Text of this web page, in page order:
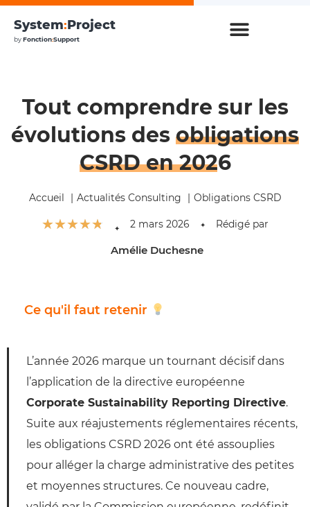
System:Project
byFonction:Support
Tout comprendre sur les
évolutions des obligations
CSRD en 2026
Accueil Actualités Consulting Obligations CSRD
☆☆☆☆☆ ✦ 2 mars 2026 ✦ Rédigé par
Amélie Duchesne
Ce qu'il faut retenir
L’année 2026 marque un tournant décisif dans
l’application de la directive européenne
Corporate Sustainability Reporting Directive.
Suite aux réajustements réglementaires récents,
les obligations CSRD 2026 ont été assouplies
pour alléger la charge administrative des petites
et moyennes structures. Ce nouveau cadre,